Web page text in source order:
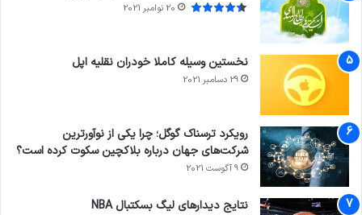
20 نوامبر 2021
نخستین وسیله کاملا خودران نقلیه اپل
29 دسامبر 2021
رویکرد ترسناک گوگل؛ چرا یکی از نوآورترین
شرکت‌های جهان درباره بلاکچین سکوت کرده است؟
9 آگوست 2021
نتایج دیدار‌های لیگ بسکتبال NBA